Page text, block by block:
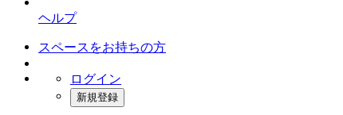
ヘルプ
スペースをお持ちの方
ログイン
新規登録